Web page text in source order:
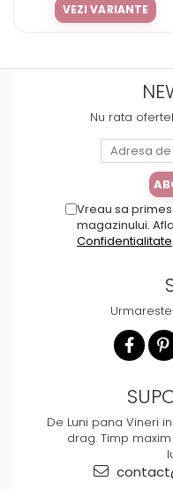
VEZI VARIANTE
Nu rata
Vreau sa
magazinului.
Confidentialitate
De Luni pana Vineri
drag. Timp